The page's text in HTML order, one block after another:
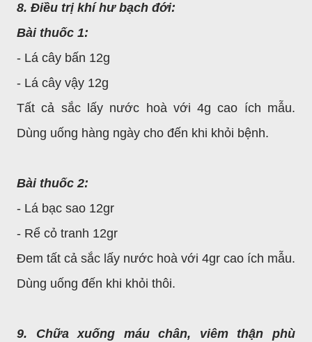
8. Điều trị khí hư bạch đới:
Bài thuốc 1:
- Lá cây bấn 12g
- Lá cây vậy 12g
Tất cả sắc lấy nước hoà với 4g cao ích mẫu.
Dùng uống hàng ngày cho đến khi khỏi bệnh.
Bài thuốc 2:
- Lá bạc sao 12gr
- Rể cỏ tranh 12gr
Đem tất cả sắc lấy nước hoà với 4gr cao ích mẫu.
Dùng uống đến khi khỏi thôi.
9. Chữa xuống máu chân, viêm thận phù